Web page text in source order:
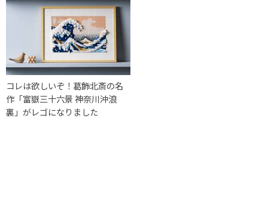
コレは欲しいぞ！葛飾北斎の名
作「富嶽三十六景 神奈川沖浪
裏」がレゴになりました